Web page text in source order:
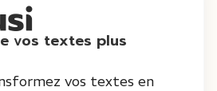
vos textes plus
vos textes en